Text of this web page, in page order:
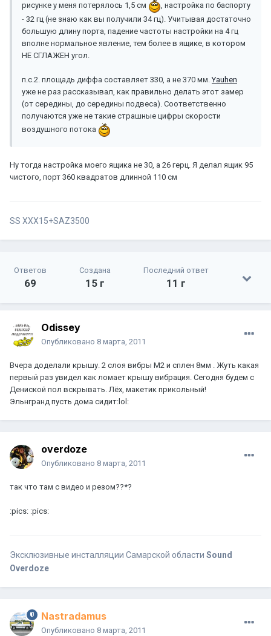
рисунке у меня потерялось 1,5 см
, настройка по баспорту
- 32 гц (не знаю как вы получили 34 гц). Учитывая достаточно
большую длину порта, падение частоты настройки на 4 гц
вполне нормальное явление, тем более в ящике, в котором
НЕ СГЛАЖЕН угол.
п.с.2. площадь диффа составляет 330, а не 370 мм.Yauhen
уже не раз рассказывал, как правильно делать этот замер
(от середины, до середины подвеса). Соответственно
получаются уже не такие страшные цифры скорости
воздушного потока
Ну тогда настройка моего ящика не 30, а 26 герц. Я делал ящик 95
чистого, порт 360 квадратов длинной 110 см
SS XXX15+SAZ3500
Ответов
69
Создана
15 г
Последний ответ
11 г
Odissey
Опубликовано 8 марта, 2011
Вчера доделали крышу. 2 слоя вибры М2 и сплен 8мм . Жуть какая
первый раз увидел как ломает крышу вибрация. Сегодня будем с
Дениской пол вскрывать. Лёх, макетик прикольный!
Эльнгранд пусть дома сидит:lol:
overdoze
Опубликовано 8 марта, 2011
так что там с видео и резом??*?
:pics: :pics:
Эксклюзивные инсталляции Самарской области Sound
Overdoze
Nastradamus
Опубликовано 8 марта, 2011